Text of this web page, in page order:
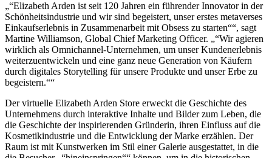
„“Elizabeth Arden ist seit 120 Jahren ein führender Innovator in der
Schönheitsindustrie und wir sind begeistert, unser erstes metaverses
Einkaufserlebnis in Zusammenarbeit mit Obsess zu starten““, sagt
Martine Williamson, Global Chief Marketing Officer. „“Wir agieren
wirklich als Omnichannel-Unternehmen, um unser Kundenerlebnis
weiterzuentwickeln und eine ganz neue Generation von Käufern
durch digitales Storytelling für unsere Produkte und unser Erbe zu
begeistern.““
Der virtuelle Elizabeth Arden Store erweckt die Geschichte des
Unternehmens durch interaktive Inhalte und Bilder zum Leben, die
die Geschichte der inspirierenden Gründerin, ihren Einfluss auf die
Kosmetikindustrie und die Entwicklung der Marke erzählen. Der
Raum ist mit Kunstwerken im Stil einer Galerie ausgestattet, in die